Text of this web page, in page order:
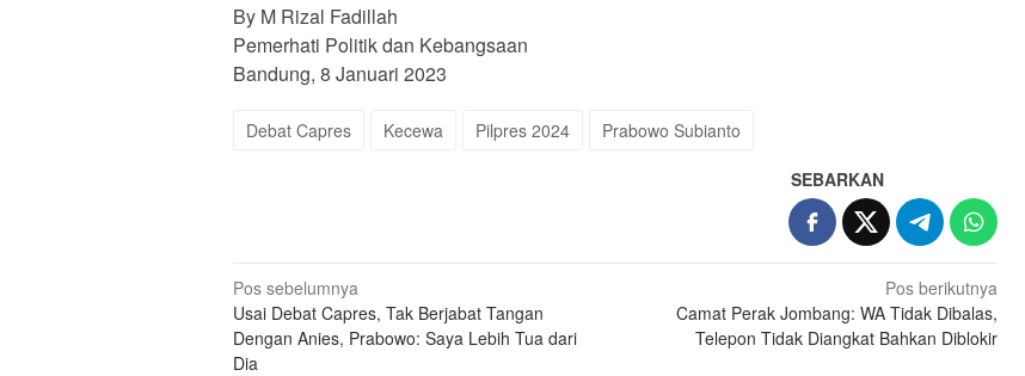
By M Rizal Fadillah
Pemerhati Politik dan Kebangsaan
Bandung, 8 Januari 2023
Debat Capres Kecewa Pilpres 2024 Prabowo Subianto
SEBARKAN
Navigasi
pos
Pos sebelumnya
Usai Debat Capres, Tak Berjabat Tangan
Dengan Anies, Prabowo: Saya Lebih Tua dari
Dia
Pos berikutnya
Camat Perak Jombang: WA Tidak Dibalas,
Telepon Tidak Diangkat Bahkan Diblokir